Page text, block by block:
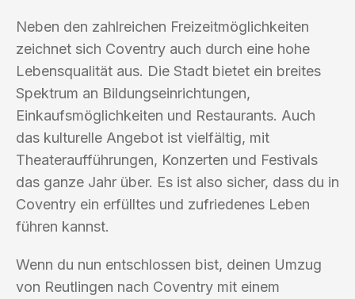
Neben den zahlreichen Freizeitmöglichkeiten
zeichnet sich Coventry auch durch eine hohe
Lebensqualität aus. Die Stadt bietet ein breites
Spektrum an Bildungseinrichtungen,
Einkaufsmöglichkeiten und Restaurants. Auch
das kulturelle Angebot ist vielfältig, mit
Theateraufführungen, Konzerten und Festivals
das ganze Jahr über. Es ist also sicher, dass du in
Coventry ein erfülltes und zufriedenes Leben
führen kannst.
Wenn du nun entschlossen bist, deinen Umzug
von Reutlingen nach Coventry mit einem